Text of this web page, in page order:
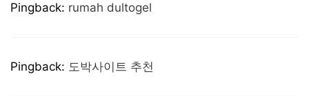
Pingback: rumah dultogel
Pingback: 도박사이트 추천